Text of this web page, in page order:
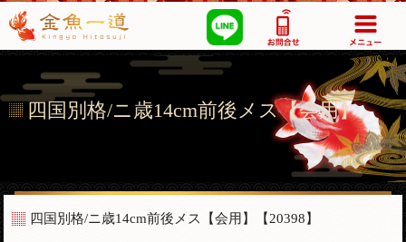
四国別格/ニ歳14cm前後メス【会用】
四国別格/ニ歳14cm前後メス【会用】 【20398】